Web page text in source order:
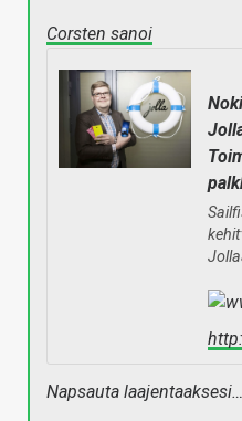
Corsten sanoi
Napsauta laajentaaksesi…